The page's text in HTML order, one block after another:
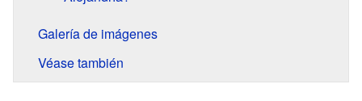
Galería de imágenes
Véase también